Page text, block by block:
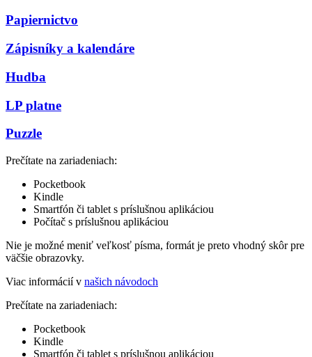
Papiernictvo
Zápisníky a kalendáre
Hudba
LP platne
Puzzle
Prečítate na zariadeniach:
Pocketbook
Kindle
Smartfón či tablet s príslušnou aplikáciou
Počítač s príslušnou aplikáciou
Nie je možné meniť veľkosť písma, formát je preto vhodný skôr pre
väčšie obrazovky.
Viac informácií v našich návodoch
Prečítate na zariadeniach:
Pocketbook
Kindle
Smartfón či tablet s príslušnou aplikáciou